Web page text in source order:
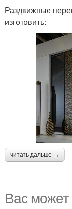
Раздвижные
изготовить:
читать дальше →
Вас может